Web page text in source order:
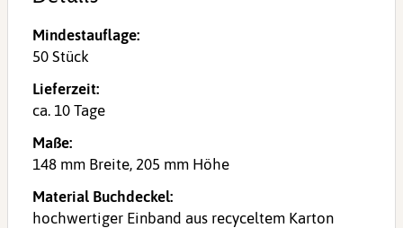
Mindestauflage:
50 Stück
Lieferzeit:
ca. 10 Tage
Maße:
148 mm Breite, 205 mm Höhe
Material Buchdeckel:
hochwertiger Einband aus recyceltem Karton